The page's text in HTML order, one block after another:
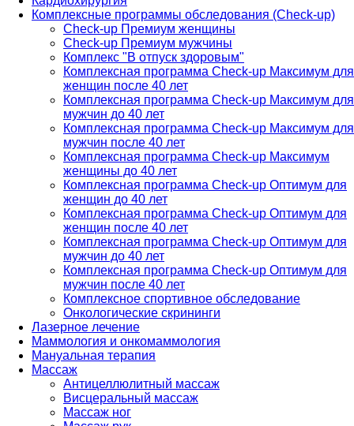
Комплексные программы обследования (Check-up)
Check-up Премиум женщины
Check-up Премиум мужчины
Комплекс "В отпуск здоровым"
Комплексная программа Check-up Максимум для
женщин после 40 лет
Комплексная программа Check-up Максимум для
мужчин до 40 лет
Комплексная программа Check-up Максимум для
мужчин после 40 лет
Комплексная программа Check-up Максимум
женщины до 40 лет
Комплексная программа Check-up Оптимум для
женщин до 40 лет
Комплексная программа Check-up Оптимум для
женщин после 40 лет
Комплексная программа Check-up Оптимум для
мужчин до 40 лет
Комплексная программа Check-up Оптимум для
мужчин после 40 лет
Комплексное спортивное обследование
Онкологические скрининги
Лазерное лечение
Маммология и онкомаммология
Мануальная терапия
Массаж
Антицеллюлитный массаж
Висцеральный массаж
Массаж ног